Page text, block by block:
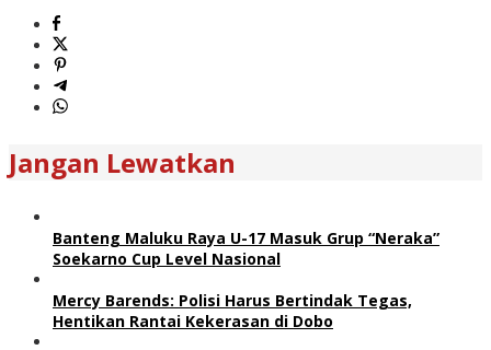
Jangan Lewatkan
Banteng Maluku Raya U-17 Masuk Grup “Neraka”
Soekarno Cup Level Nasional
Mercy Barends: Polisi Harus Bertindak Tegas,
Hentikan Rantai Kekerasan di Dobo